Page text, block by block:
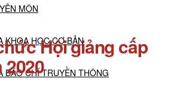
MÔN
KHOA HỌC CƠ BẢN
BÁO CHÍ TRUYỀN THÔNG
Hội giảng cấp